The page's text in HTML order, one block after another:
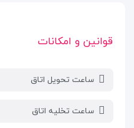
قوانین و امکانات
ساعت تحویل اتاق
ساعت تخلیه اتاق